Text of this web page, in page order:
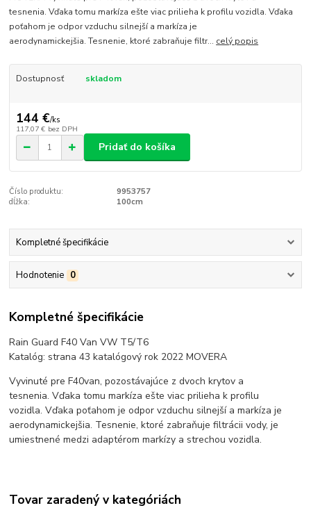
tesnenia. Vďaka tomu markíza ešte viac prilieha k profilu vozidla. Vďaka
poťahom je odpor vzduchu silnejší a markíza je
aerodynamickejšia. Tesnenie, ktoré zabraňuje filtr... celý popis
Dostupnosť skladom
144 €/ks
117,07 € bez DPH
Pridať do košíka
Číslo produktu:
9953757
dĺžka:
100cm
Kompletné špecifikácie
Hodnotenie 0
Kompletné špecifikácie
Rain Guard F40 Van VW T5/T6
Katalóg: strana 43 katalógový rok 2022 MOVERA
Vyvinuté pre F40van, pozostávajúce z dvoch krytov a
tesnenia. Vďaka tomu markíza ešte viac prilieha k profilu
vozidla. Vďaka poťahom je odpor vzduchu silnejší a markíza je
aerodynamickejšia. Tesnenie, ktoré zabraňuje filtrácii vody, je
umiestnené medzi adaptérom markízy a strechou vozidla.
Tovar zaradený v kategóriách